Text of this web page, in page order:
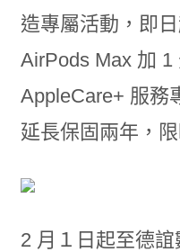
造專屬活動，即
AirPods Max 加 1
AppleCare+ 服務
延長保固兩年，
2 月１日起至德